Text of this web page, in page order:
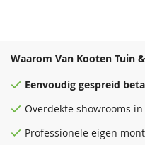
Waarom Van Kooten Tuin
Eenvoudig gespreid
Overdekte showrooms in
Professionele eigen